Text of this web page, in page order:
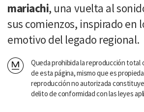
mariachi, una vuelta al
sus comienzos, inspirado en
emotivo del legado regional.
Queda prohibida la reproducción total
de esta página, mismo que es
reproducción no autorizada
delito de conformidad con las leyes